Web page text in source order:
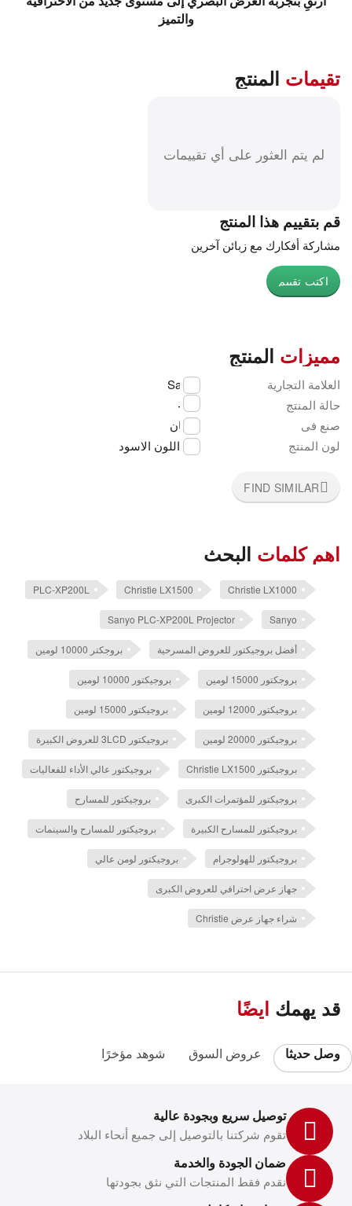
والتميز
تقيمات المنتج
لم يتم العثور على أي تقييمات
قم بتقييم هذا المنتج
مشاركة أفكارك مع زبائن آخرين
اكتب تقييم
مميزات المنتج
العلامة التجارية
Sanyo
حالة المنتج
جديد
صنع فى
اليابان
لون المنتج
اللون الاسود
FIND SIMILAR
اهم كلمات البحث
Christie LX1000
Christie LX1500
PLC-XP200L
Sanyo
Sanyo PLC-XP200L Projector
أفضل بروجيكتور للعروض المسرحية بروجكتر 10000 لومين
بروجكتور 15000 لومين بروجيكتور 10000 لومين
بروجيكتور 12000 لومين بروجيكتور 15000 لومين
بروجيكتور 20000 لومين بروجيكتور 3LCD للعروض الكبيرة
بروجيكتور Christie LX1500 بروجيكتور عالي الأداء للفعاليات
بروجيكتور للمؤتمرات الكبرى بروجيكتور للمسارح
بروجيكتور للمسارح الكبيرة بروجيكتور للمسارح والسينمات
بروجيكتور للهولوجرام بروجيكتور لومن عالي
جهاز عرض احترافي للعروض الكبرى
شراء جهاز عرض Christie
قد يهمك ايضًا
وصل حديثا عروض السوق شوهد مؤخرًا
توصيل سريع وبجودة عالية
تقوم شركتنا بالتوصيل إلى جميع أنحاء البلاد
ضمان الجودة والخدمة
نقدم فقط المنتجات التي نثق بجودتها